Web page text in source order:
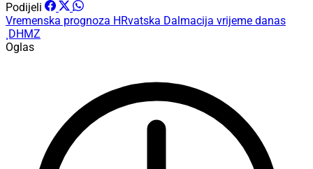
Podijeli
Vremenska prognoza HRvatska Dalmacija vrijeme danas
¸DHMZ
Oglas